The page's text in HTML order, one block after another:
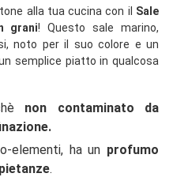
alla tua cucina con il Sale
grani! Questo sale marino,
noto per il suo colore e un
semplice piatto in qualcosa
non contaminato da
elementi, ha un profumo
.